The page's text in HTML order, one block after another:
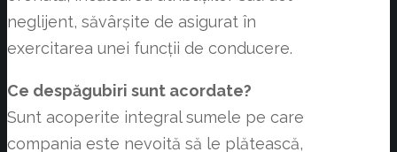
neglijent, săvârșite de asigurat în
exercitarea unei funcții de conducere.
Ce despăgubiri sunt acordate?
Sunt acoperite integral sumele pe care
compania este nevoită să le plătească,